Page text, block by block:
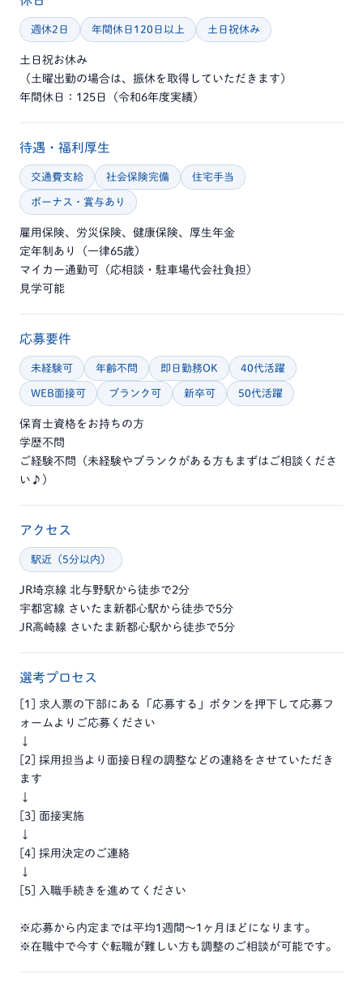
週休2日 年間休日120日以上 土日祝休み
土日祝お休み
（土曜出勤の場合は、振休を取得していただきます）
年間休日：125日（令和6年度実績）
待遇・福利厚生
交通費支給 社会保険完備 住宅手当
ボーナス・賞与あり
雇用保険、労災保険、健康保険、厚生年金
定年制あり（一律65歳）
マイカー通勤可（応相談・駐車場代会社負担）
見学可能
応募要件
未経験可 年齢不問 即日勤務OK 40代活躍
WEB面接可 ブランク可 新卒可 50代活躍
保育士資格をお持ちの方
学歴不問
ご経験不問（未経験やブランクがある方もまずはご相談くださ
い♪）
アクセス
駅近（5分以内）
JR埼京線 北与野駅から徒歩で2分
宇都宮線 さいたま新都心駅から徒歩で5分
JR高崎線 さいたま新都心駅から徒歩で5分
選考プロセス
[1] 求人票の下部にある「応募する」ボタンを押下して応募フ
ォームよりご応募ください
↓
[2] 採用担当より面接日程の調整などの連絡をさせていただき
ます
↓
[3] 面接実施
↓
[4] 採用決定のご連絡
↓
[5] 入職手続きを進めてください
※応募から内定までは平均1週間～1ヶ月ほどになります。
※在職中で今すぐ転職が難しい方も調整のご相談が可能です。